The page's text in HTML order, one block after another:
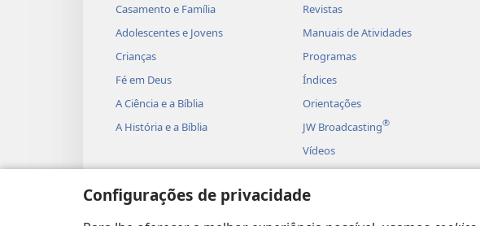
Configurações de privacidade
Casamento e Família
Adolescentes e Jovens
Crianças
Fé em Deus
A Ciência e a Bíblia
A História e a Bíblia
Revistas
Manuais de Atividades
Programas
Índices
Orientações
JW Broadcasting®
Vídeos
Música
Dramatizações em Áudio
Leituras Dramatizadas da Bíblia